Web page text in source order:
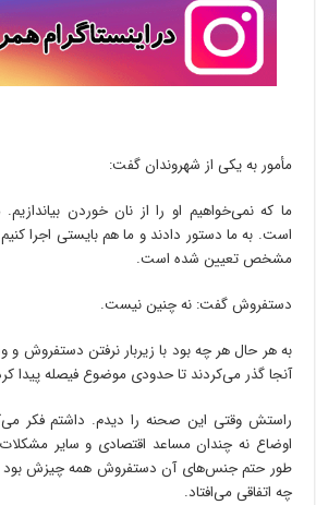
مأمور به یکی از شهروندان گفت:
ما که نمی‌خواهیم او را از نان خوردن
است. به ما دستور دادند و ما هم بایستی اجرا
مشخص تعیین شده است.
دستفروش گفت: نه چنین نیست.
به هر حال هر چه بود با زیربار نرفتن دستفروش و
آنجا گذر می‌کردند تا حدودی موضوع فیصله پیدا
راستش وقتی این صحنه را دیدم. داشتم فکر
اوضاع نه چندان مساعد اقتصادی و سایر
طور حتم جنس‌های آن دستفروش همه چیزش بود و
چه اتفاقی می‌افتاد.